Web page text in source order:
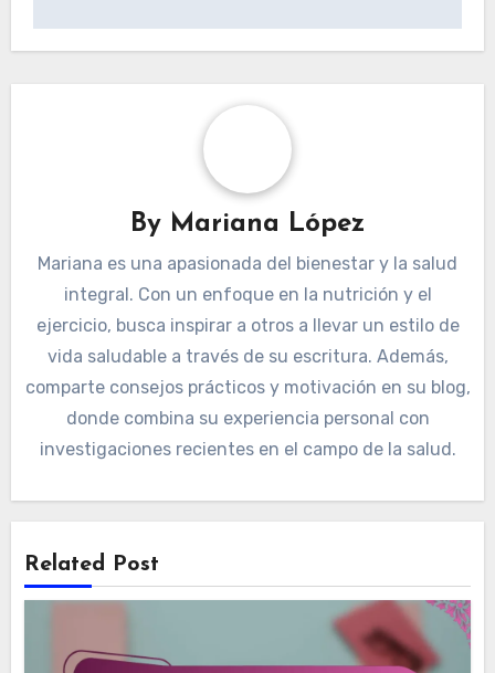
By Mariana López
Mariana es una apasionada del bienestar y la salud
integral. Con un enfoque en la nutrición y el
ejercicio, busca inspirar a otros a llevar un estilo de
vida saludable a través de su escritura. Además,
comparte consejos prácticos y motivación en su blog,
donde combina su experiencia personal con
investigaciones recientes en el campo de la salud.
Related Post